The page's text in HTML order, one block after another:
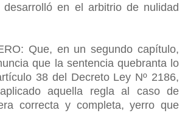
desarrolló en el arbitrio de nulidad
Que, en un segundo capítulo,
que la sentencia quebranta lo
38 del Decreto Ley Nº 2186,
aquella regla al caso de
correcta y completa, yerro que